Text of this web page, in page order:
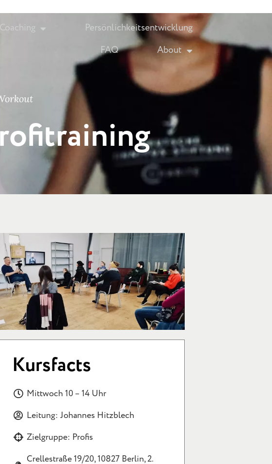
Coaching
Persönlichkeitsentwicklung
FAQ
About
Kursfacts
Mittwoch 10 – 14 Uhr
Leitung: Johannes Hitzblech
Zielgruppe: Profis
Crellestraße 19/20, 10827 Berlin, 2.